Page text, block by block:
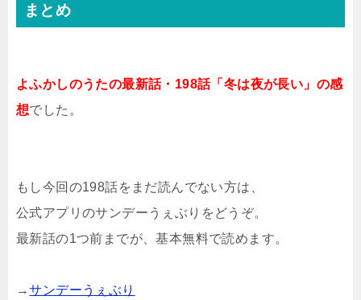
まとめ
よふかしのうたの最新話・198話「冬は夜が長い」の感
想でした。
もし今回の198話をまだ読んでない方は、
公式アプリのサンデーうぇぶりをどうぞ。
最新話の1つ前までが、基本無料で読めます。
→サンデーうぇぶり